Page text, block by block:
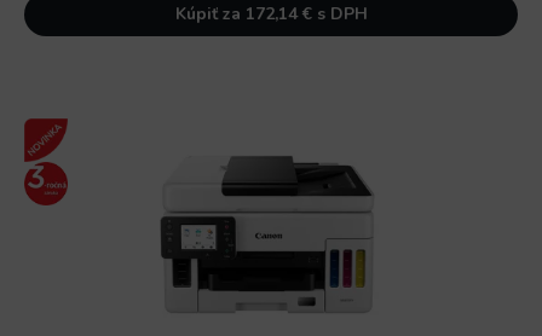
Kúpiť za 172,14 € s DPH